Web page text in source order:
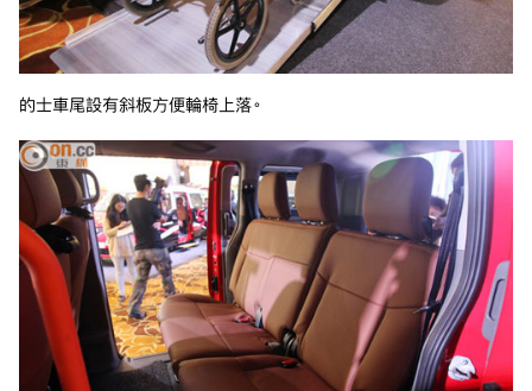
的士車尾設有斜板方便輪椅上落。